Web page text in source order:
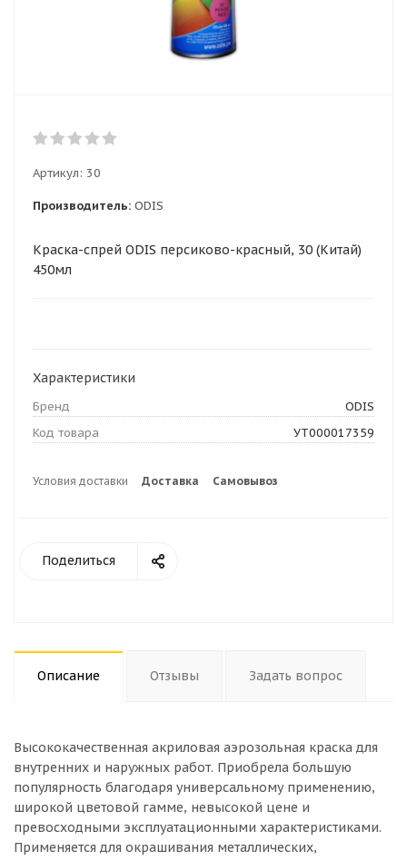
Артикул: 30
Производитель: ODIS
Краска-спрей ODIS персиково-красный, 30 (Китай)
450мл
Характеристики
Бренд
ODIS
Код товара
УТ000017359
Условия доставки Доставка Самовывоз
Поделиться
Описание Отзывы Задать вопрос
Высококачественная акриловая аэрозольная краска для
внутренних и наружных работ. Приобрела большую
популярность благодаря универсальному применению,
широкой цветовой гамме, невысокой цене и
превосходными эксплуатационными характеристиками.
Применяется для окрашивания металлических,